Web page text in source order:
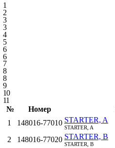
1
2
3
3
4
5
6
6
7
8
8
9
10
11
№
Номер
1
148016-77010 STARTER, A
STARTER, A
2 148016-77020 STARTER, B
STARTER, B